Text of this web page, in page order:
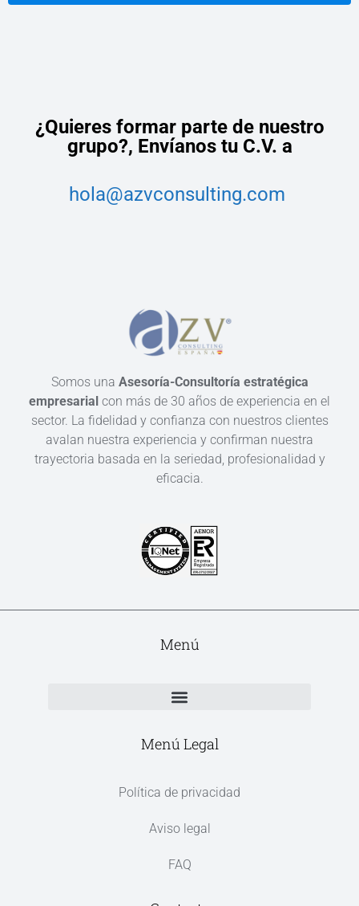
¿Quieres formar parte de nuestro
grupo?, Envíanos tu C.V. a
hola@azvconsulting.com
Somos una Asesoría-Consultoría estratégica
empresarial con más de 30 años de experiencia en el
sector. La fidelidad y confianza con nuestros clientes
avalan nuestra experiencia y confirman nuestra
trayectoria basada en la seriedad, profesionalidad y
eficacia.
Menú
Menú Legal
Política de privacidad
Aviso legal
FAQ